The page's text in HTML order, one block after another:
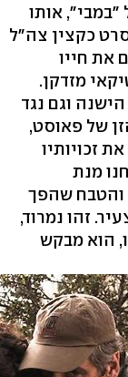
"במבי", אותו
כקצין צה"ל
את חייו
מזדקן.
וגם נגד
של פאוסט,
זכויותיו
מנת
והטבח שהפך
זהו נמרוד,
הוא מבקש